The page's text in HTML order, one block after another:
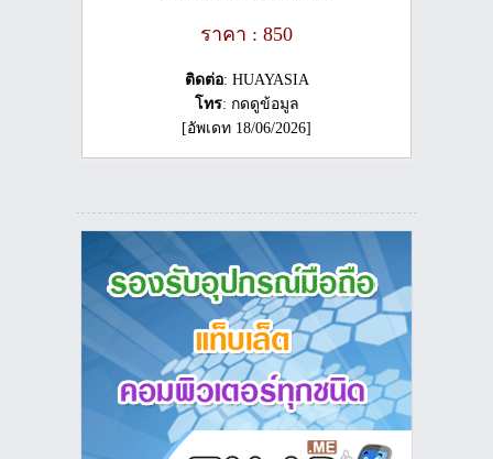
ราคา : 850
ติดต่อ: HUAYASIA
โทร: กดดูข้อมูล
[อัพเดท 18/06/2026]